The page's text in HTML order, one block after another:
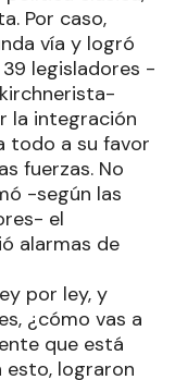
Por caso,
vía y logró
legisladores -
la integración
todo a su favor
fuerzas. No
-según las
el
alarmas de
por ley, y
¿cómo vas a
que está
esto, lograron